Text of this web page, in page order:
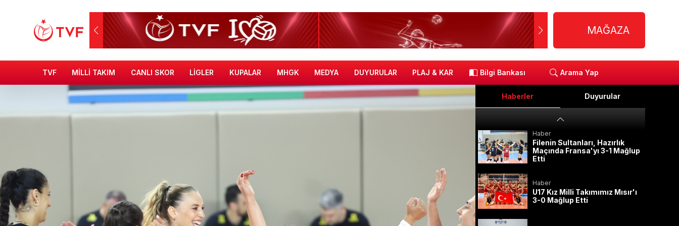
MAĞAZA
TVF MİLLİ TAKIM CANLI SKOR LİGLER KUPALAR MHGK MEDYA DUYURULAR PLAJ & KAR Bilgi Bankası Arama Yap
Haberler Duyurular
Haber
Filenin Sultanları, Hazırlık
Maçında Fransa'yı 3-1 Mağlup
Etti
Haber
U17 Kız Milli Takımımız Mısır'ı
3-0 Mağlup Etti